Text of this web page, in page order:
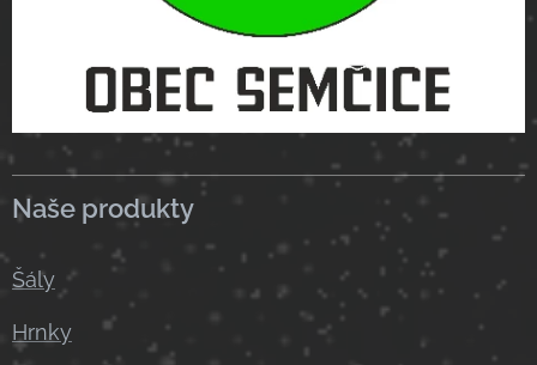
Naše produkty
Šály
Hrnky